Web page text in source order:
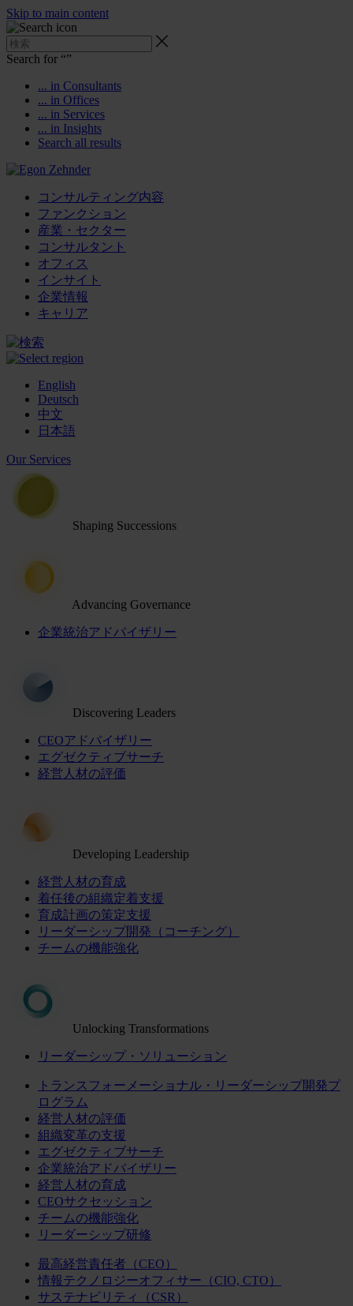
Skip to main content
Search for “”
... in Consultants
... in Offices
... in Services
... in Insights
Search all results
コンサルティング内容
ファンクション
産業・セクター
コンサルタント
オフィス
インサイト
企業情報
キャリア
English
Deutsch
中文
日本語
Our Services
Shaping Successions
Advancing Governance
企業統治アドバイザリー
Discovering Leaders
CEOアドバイザリー
エグゼクティブサーチ
経営人材の評価
Developing Leadership
経営人材の育成
着任後の組織定着支援
育成計画の策定支援
リーダーシップ開発（コーチング）
チームの機能強化
Unlocking Transformations
リーダーシップ・ソリューション
トランスフォーメーショナル・リーダーシップ開発プ
ログラム
経営人材の評価
組織変革の支援
エグゼクティブサーチ
企業統治アドバイザリー
経営人材の育成
CEOサクセッション
チームの機能強化
リーダーシップ研修
最高経営責任者（CEO）
情報テクノロジーオフィサー（CIO, CTO）
サステナビリティ（CSR）